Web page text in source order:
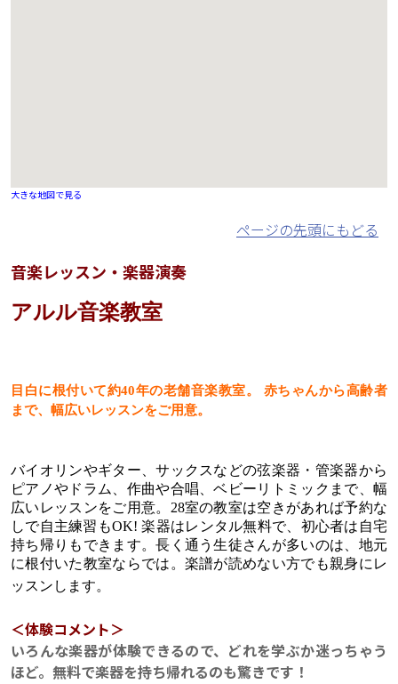
大きな地図で見る
ページの先頭にもどる
音楽レッスン・楽器演奏
アルル音楽教室
目白に根付いて約40年の老舗音楽教室。 赤ちゃんから高齢者
まで、幅広いレッスンをご用意。
バイオリンやギター、サックスなどの弦楽器・管楽器から
ピアノやドラム、作曲や合唱、ベビーリトミックまで、幅
広いレッスンをご用意。28室の教室は空きがあれば予約な
しで自主練習もOK! 楽器はレンタル無料で、初心者は自宅
持ち帰りもできます。長く通う生徒さんが多いのは、地元
に根付いた教室ならでは。楽譜が読めない方でも親身にレ
ッスンします。
＜体験コメント＞
いろんな楽器が体験できるので、どれを学ぶか迷っちゃう
ほど。無料で楽器を持ち帰れるのも驚きです！